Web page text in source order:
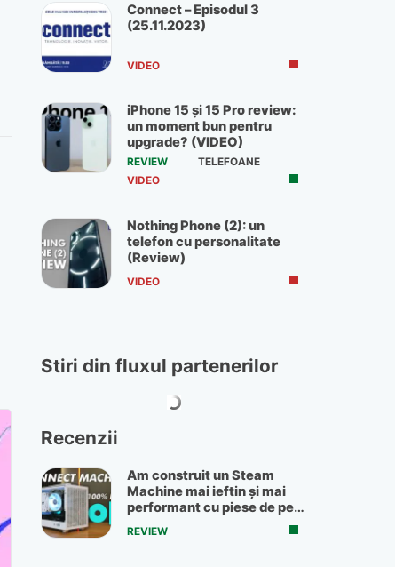
Connect – Episodul 3
(25.11.2023)
VIDEO
iPhone 15 și 15 Pro review:
un moment bun pentru
upgrade? (VIDEO)
REVIEW
TELEFOANE
VIDEO
Nothing Phone (2): un
telefon cu personalitate
(Review)
VIDEO
Stiri din fluxul partenerilor
Recenzii
Am construit un Steam
Machine mai ieftin și mai
performant cu piese de pe
OLX
REVIEW